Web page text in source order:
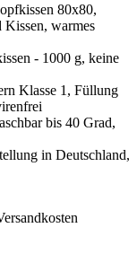
80x80,
Kissen, warmes
- 1000 g, keine
Klasse 1, Füllung
bis 40 Grad,
in Deutschland,